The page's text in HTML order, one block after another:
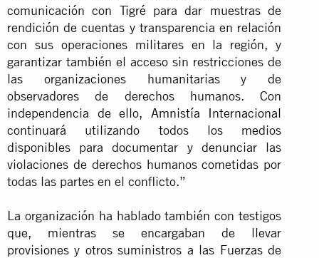
comunicación con Tigré para dar muestras de
rendición de cuentas y transparencia en relación
con sus operaciones militares en la región, y
garantizar también el acceso sin restricciones de
las organizaciones humanitarias y de
observadores de derechos humanos. Con
independencia de ello, Amnistía Internacional
continuará utilizando todos los medios
disponibles para documentar y denunciar las
violaciones de derechos humanos cometidas por
todas las partes en el conflicto.”
La organización ha hablado también con testigos
que, mientras se encargaban de llevar
provisiones y otros suministros a las Fuerzas de